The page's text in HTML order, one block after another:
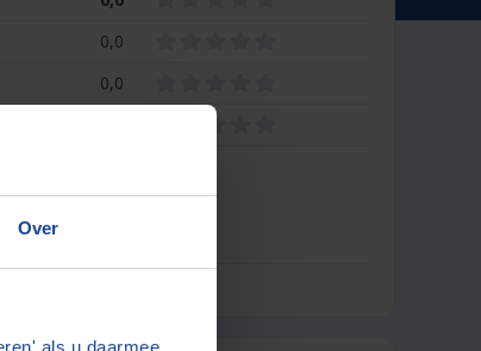
Over
0,0
0,0
een review